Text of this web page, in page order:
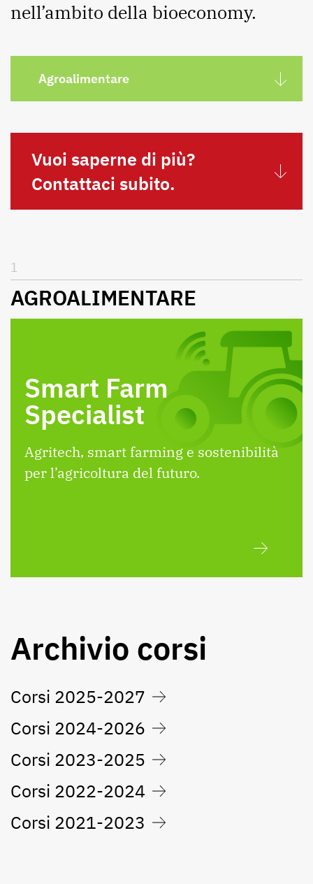
nell’ambito della bioeconomy.
Agroalimentare
Vuoi saperne di più?
Contattaci subito.
1
AGROALIMENTARE
Smart Farm
Specialist
Agritech, smart farming e sostenibilità
per l’agricoltura del futuro.
Archivio corsi
Corsi 2025-2027
Corsi 2024-2026
Corsi 2023-2025
Corsi 2022-2024
Corsi 2021-2023